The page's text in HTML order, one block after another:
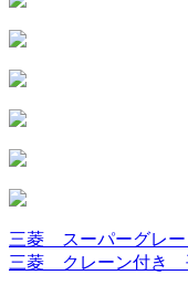
投
稿
三菱 スーパーグレ
三菱 クレーン付き